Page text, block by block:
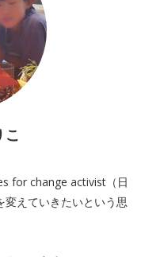
こ
for change activist（日
えていきたいという思